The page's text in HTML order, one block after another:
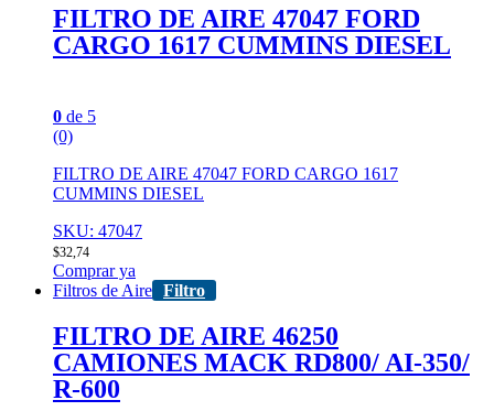
FILTRO DE AIRE 47047 FORD
CARGO 1617 CUMMINS DIESEL
0 de 5
(0)
FILTRO DE AIRE 47047 FORD CARGO 1617
CUMMINS DIESEL
SKU: 47047
$32,74
Comprar ya
Filtros de Aire Filtro
FILTRO DE AIRE 46250
CAMIONES MACK RD800/ AI-350/
R-600